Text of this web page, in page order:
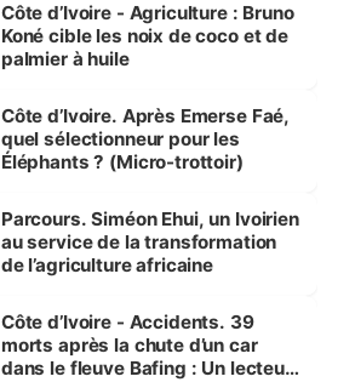
Côte d’Ivoire - Agriculture : Bruno
Koné cible les noix de coco et de
palmier à huile
Côte d’Ivoire. Après Emerse Faé,
quel sélectionneur pour les
Éléphants ? (Micro-trottoir)
Parcours. Siméon Ehui, un Ivoirien
au service de la transformation
de l’agriculture africaine
Côte d’Ivoire - Accidents. 39
morts après la chute d’un car
dans le fleuve Bafing : Un lecteur